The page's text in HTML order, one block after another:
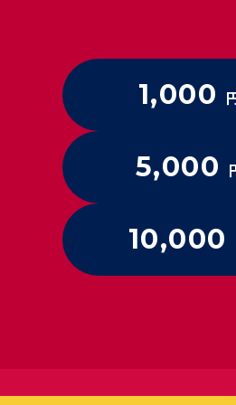
1,000
5,000
10,000